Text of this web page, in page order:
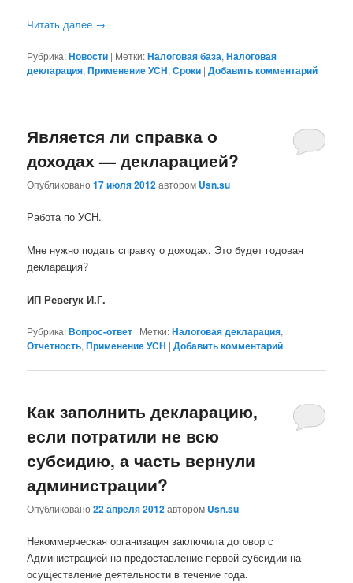
Читать далее →
Рубрика:Новости | Метки:Налоговая база,Налоговая
декларация,Применение УСН,Сроки |Добавить комментарий
Является ли справка о
доходах — декларацией?
Опубликовано17 июля 2012автором Usn.su
Работа по УСН.
Мне нужно подать справку о доходах. Это будет годовая
декларация?
ИП Ревегук И.Г.
Рубрика:Вопрос-ответ | Метки:Налоговая декларация,
Отчетность,Применение УСН |Добавить комментарий
Как заполнить декларацию,
если потратили не всю
субсидию, а часть вернули
администрации?
Опубликовано22 апреля 2012автором Usn.su
Некоммерческая организация заключила договор с
Администрацией на предоставление первой субсидии на
осуществление деятельности в течение года.